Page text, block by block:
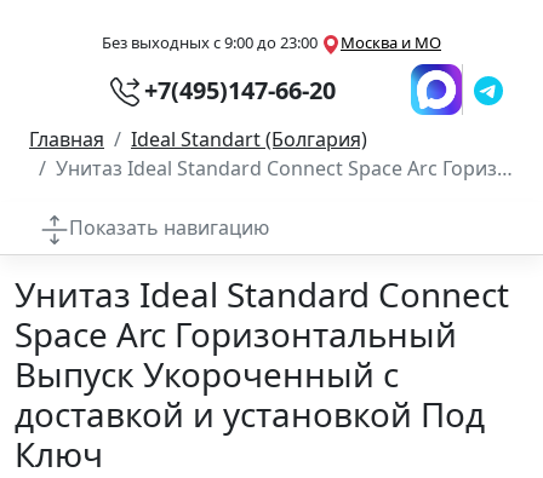
Без выходных с 9:00 до 23:00 Москва и МО
+7(495)147-66-20
Главная
Ideal Standart (Болгария)
Унитаз Ideal Standard Connect Space Arc Горизонтальный Выпуск Укороченный
Показать навигацию
Унитаз Ideal Standard Connect
Space Arc Горизонтальный
Выпуск Укороченный с
доставкой и установкой Под
Ключ